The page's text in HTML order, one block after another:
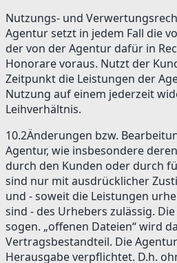
Nutzungs- und
Agentur setzt in jedem Fall die
der von der Agentur dafür in
Honorare voraus. Nutzt der
Zeitpunkt die Leistungen der
Nutzung auf einem jederzeit
Leihverhältnis.
10.2Änderungen bzw.
Agentur, wie insbesondere
durch den Kunden oder durch
sind nur mit ausdrücklicher
und - soweit die Leistungen
sind - des Urhebers zulässig.
sogen. „offenen Dateien“ wird
Vertragsbestandteil. Die
Herausgabe verpflichtet. D.h.